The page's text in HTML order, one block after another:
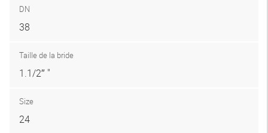
DN
38
Taille de la bride
1.1/2″ "
Size
24